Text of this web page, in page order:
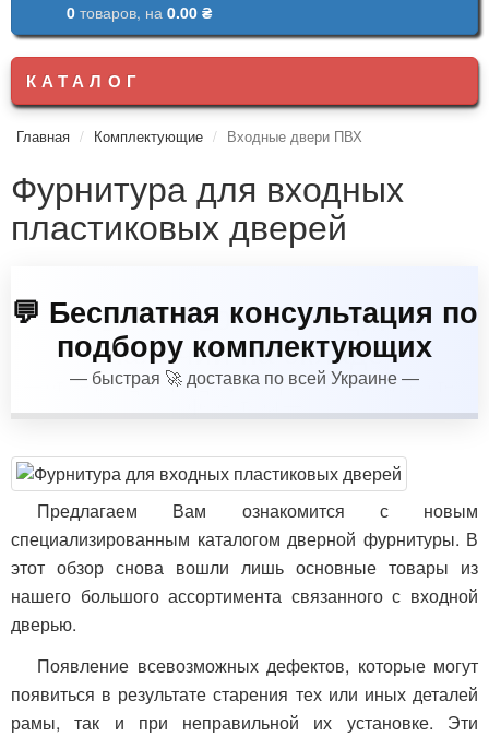
0 товаров, на 0.00 ₴
КАТАЛОГ
Главная Комплектующие Входные двери ПВХ
Фурнитура для входных
пластиковых дверей
💬 Бесплатная консультация по
подбору комплектующих
— быстрая 🚀 доставка по всей Украине —
Предлагаем Вам ознакомится с новым
специализированным каталогом дверной фурнитуры. В
этот обзор снова вошли лишь основные товары из
нашего большого ассортимента связанного с входной
дверью.
Появление всевозможных дефектов, которые могут
появиться в результате старения тех или иных деталей
рамы, так и при неправильной их установке. Эти